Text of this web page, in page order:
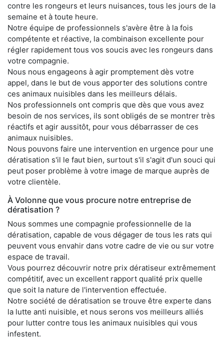
contre les rongeurs et leurs nuisances, tous les jours de la
semaine et à toute heure.
Notre équipe de professionnels s'avère être à la fois
compétente et réactive, la combinaison excellente pour
régler rapidement tous vos soucis avec les rongeurs dans
votre compagnie.
Nous nous engageons à agir promptement dès votre
appel, dans le but de vous apporter des solutions contre
ces animaux nuisibles dans les meilleurs délais.
Nos professionnels ont compris que dès que vous avez
besoin de nos services, ils sont obligés de se montrer très
réactifs et agir aussitôt, pour vous débarrasser de ces
animaux nuisibles.
Nous pouvons faire une intervention en urgence pour une
dératisation s'il le faut bien, surtout s'il s'agit d'un souci qui
peut poser problème à votre image de marque auprès de
votre clientèle.
À Volonne que vous procure notre entreprise de
dératisation ?
Nous sommes une compagnie professionnelle de la
dératisation, capable de vous dégager de tous les rats qui
peuvent vous envahir dans votre cadre de vie ou sur votre
espace de travail.
Vous pourrez découvrir notre prix dératiseur extrêmement
compétitif, avec un excellent rapport qualité prix quelle
que soit la nature de l'intervention effectuée.
Notre société de dératisation se trouve être experte dans
la lutte anti nuisible, et nous serons vos meilleurs alliés
pour lutter contre tous les animaux nuisibles qui vous
infestent.